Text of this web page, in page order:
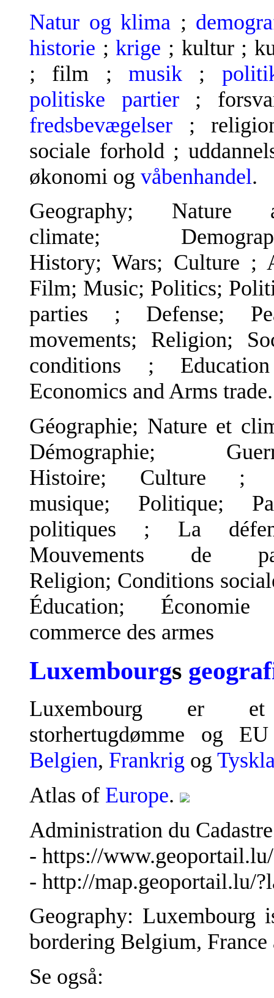
Natur og klima ;
historie ;krige ; kultur ;
; film ; musik ;
politiske partier;
fredsbevægelser ;
sociale forhold ;
økonomi og våbenhandel.
Geography; Nature
climate;
History; Wars; Culture ;
Film; Music; Politics;
parties ; Defense;
movements; Religion;
conditions ;
Economics and Arms trade.
Géographie; Nature et
Démographie;
Histoire; Culture ;
musique; Politique;
politiques ; La
Mouvements de
Religion; Conditions
Éducation;
commerce des armes
Luxembourgs
Luxembourg er
storhertugdømme og
Belgien, Frankrig og
Atlas of Europe.
Administration du
- https://
- http://map.geoportail.lu/
Geography: Luxembourg
bordering Belgium, France
Se også: